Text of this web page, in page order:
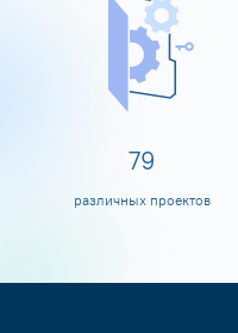
80
различных проектов